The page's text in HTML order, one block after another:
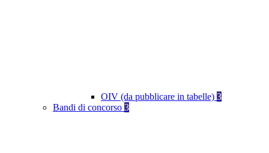
OIV (da pubblicare in tabelle) 3
Bandi di concorso 3